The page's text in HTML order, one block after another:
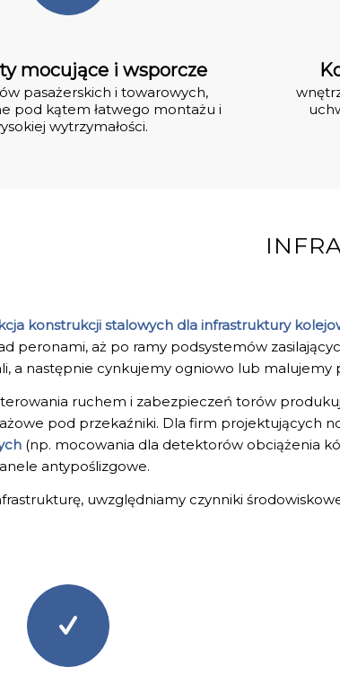
mocujące i wsporcze
pasażerskich i towarowych,
pod kątem łatwego montażu i
wytrzymałości.
konstrukcji stalowych dla infrastruktury
peronami, aż po ramy podsystemów
a następnie cynkujemy ogniowo lub
ruchem i zabezpieczeń torów
pod przekaźniki. Dla firm projektujących
(np. mocowania dla detektorów obciążenia
antypoślizgowe.
uwzględniamy czynniki